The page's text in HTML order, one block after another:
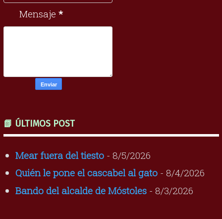
Mensaje *
📗 ÚLTIMOS POST
Mear fuera del tiesto- 8/5/2026
Quién le pone el cascabel al gato- 8/4/2026
Bando del alcalde de Móstoles- 8/3/2026